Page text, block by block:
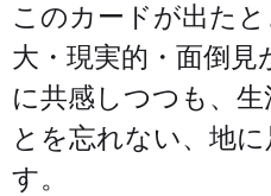
このカードが出た
大・現実的・面倒
に共感しつつも、
とを忘れない、地
す。